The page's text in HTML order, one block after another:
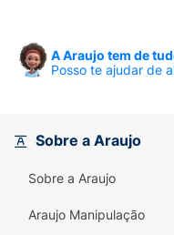
A Araujo tem de
Posso te ajudar de
Sobre a Araujo
Sobre a Araujo
Araujo Manipulação